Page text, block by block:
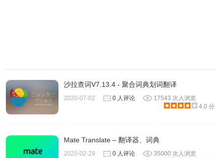
沙拉查词V7.13.4 - 聚合词典划词翻译
2020-07-02 0 人评论
17543 次人浏览
4.0 分
Mate Translate – 翻译器、词典
2020-02-29 0 人评论
35000 次人浏览